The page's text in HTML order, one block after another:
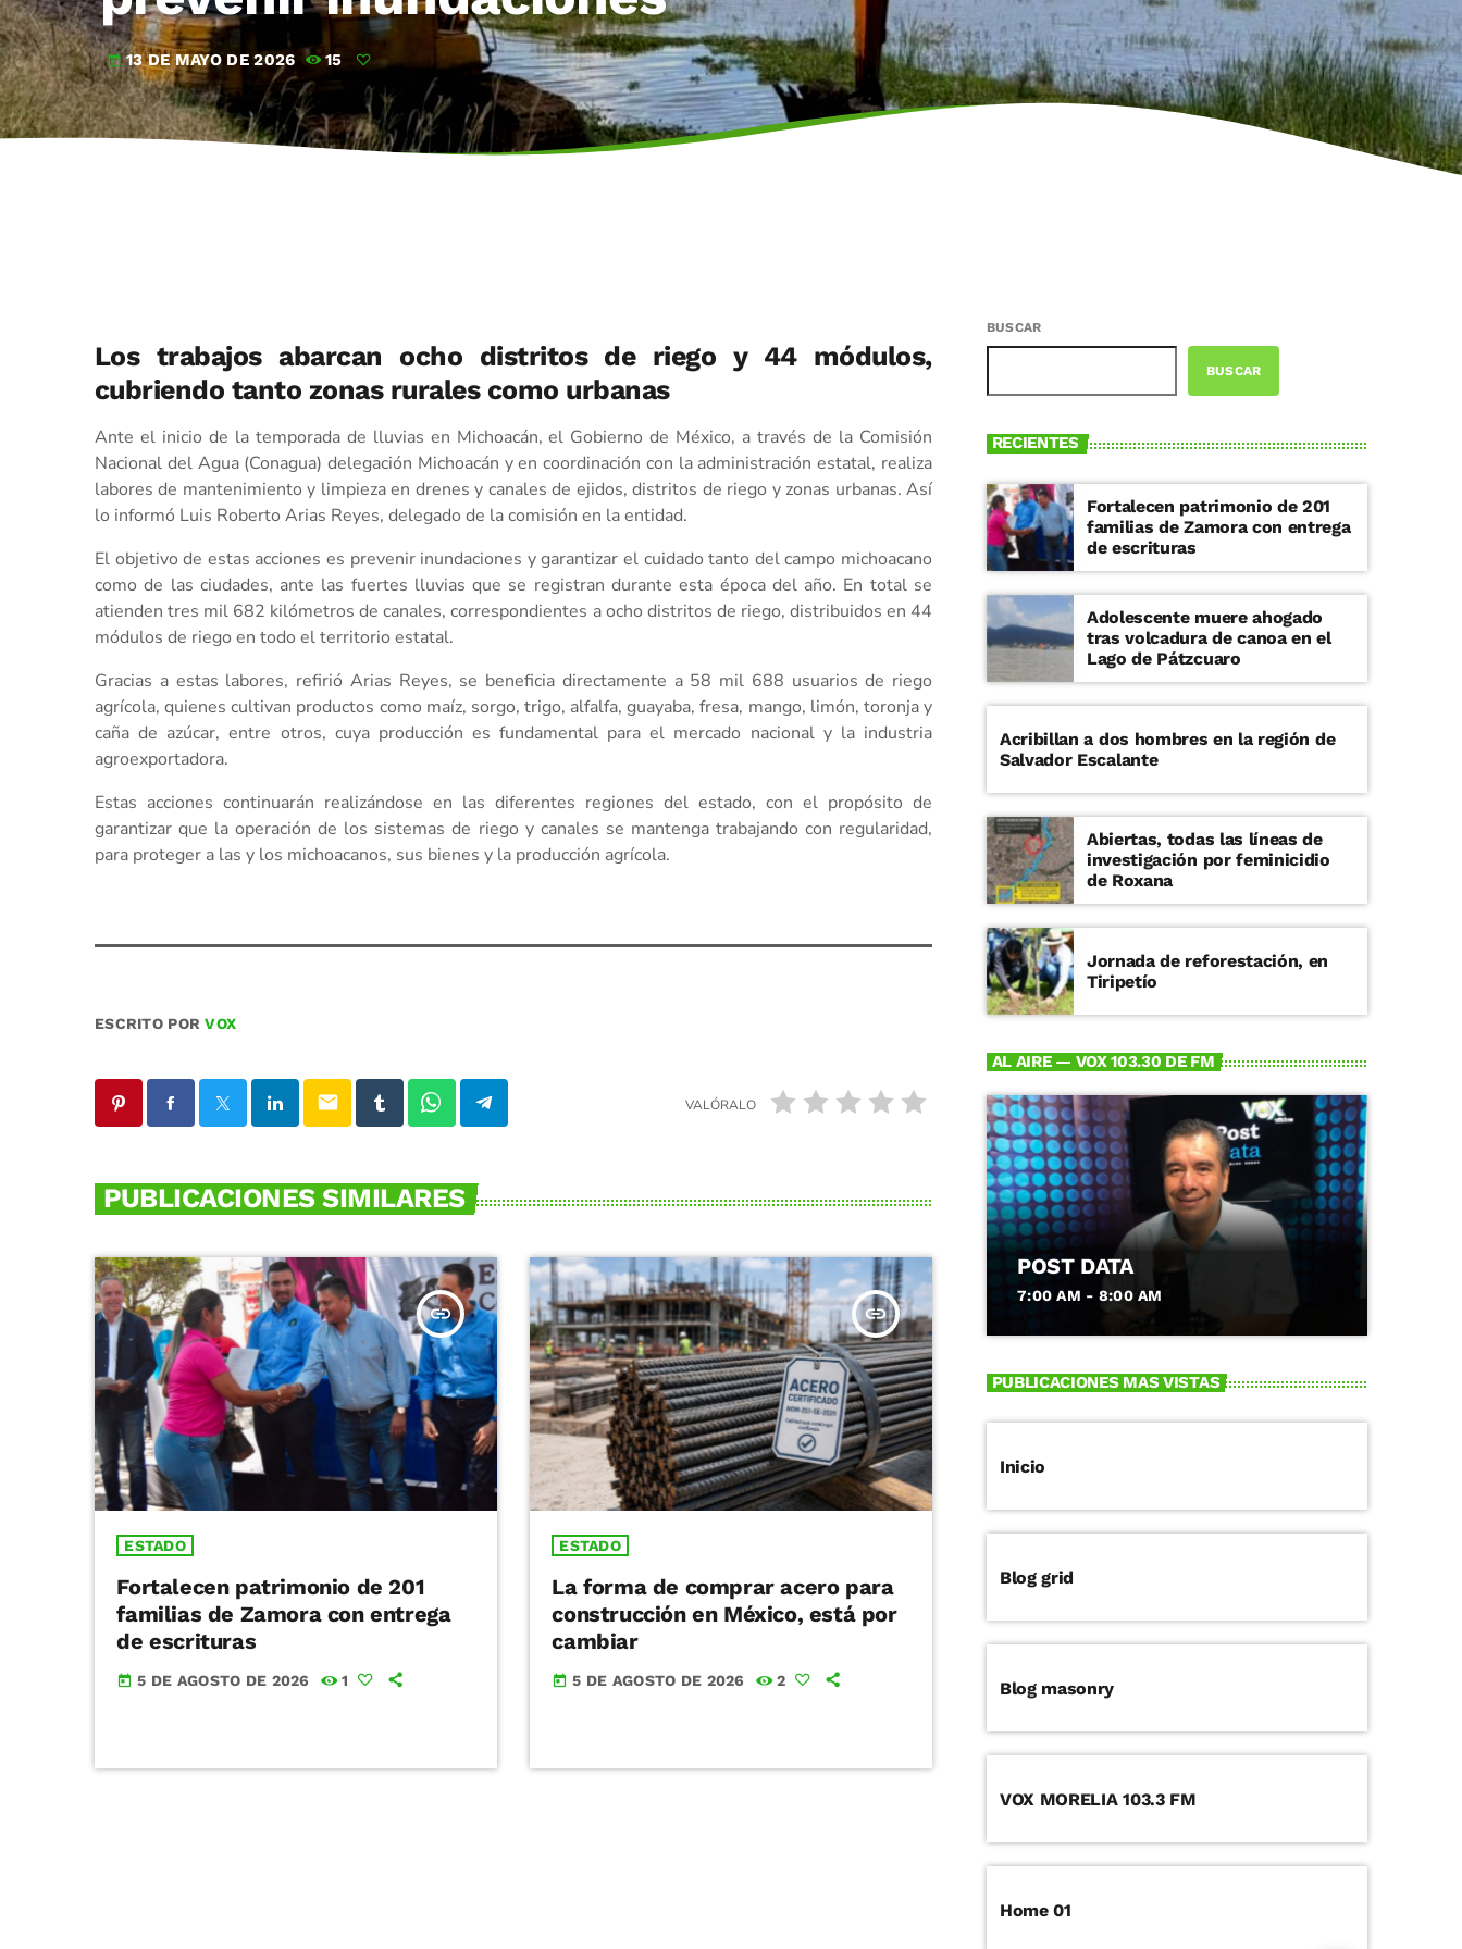
today 13 DE MAYO DE 2026 15
Los trabajos abarcan ocho distritos de riego y 44 módulos,
cubriendo tanto zonas rurales como urbanas
Ante el inicio de la temporada de lluvias en Michoacán, el Gobierno de México, a través de la Comisión
Nacional del Agua (Conagua) delegación Michoacán y en coordinación con la administración estatal, realiza
labores de mantenimiento y limpieza en drenes y canales de ejidos, distritos de riego y zonas urbanas. Así
lo informó Luis Roberto Arias Reyes, delegado de la comisión en la entidad.
El objetivo de estas acciones es prevenir inundaciones y garantizar el cuidado tanto del campo michoacano
como de las ciudades, ante las fuertes lluvias que se registran durante esta época del año. En total se
atienden tres mil 682 kilómetros de canales, correspondientes a ocho distritos de riego, distribuidos en 44
módulos de riego en todo el territorio estatal.
Gracias a estas labores, refirió Arias Reyes, se beneficia directamente a 58 mil 688 usuarios de riego
agrícola, quienes cultivan productos como maíz, sorgo, trigo, alfalfa, guayaba, fresa, mango, limón, toronja y
caña de azúcar, entre otros, cuya producción es fundamental para el mercado nacional y la industria
agroexportadora.
Estas acciones continuarán realizándose en las diferentes regiones del estado, con el propósito de
garantizar que la operación de los sistemas de riego y canales se mantenga trabajando con regularidad,
para proteger a las y los michoacanos, sus bienes y la producción agrícola.
ESCRITO PORVOX
email VALÓRALO
PUBLICACIONES SIMILARES
insert_link
ESTADO
Fortalecen patrimonio de 201
familias de Zamora con entrega
de escrituras
today 5 DE AGOSTO DE 2026 1
insert_link
ESTADO
La forma de comprar acero para
construcción en México, está por
cambiar
today 5 DE AGOSTO DE 2026 2
BUSCAR
BUSCAR
RECIENTES
Fortalecen patrimonio de 201
familias de Zamora con entrega
de escrituras
Adolescente muere ahogado
tras volcadura de canoa en el
Lago de Pátzcuaro
Acribillan a dos hombres en la región de
Salvador Escalante
Abiertas, todas las líneas de
investigación por feminicidio
de Roxana
Jornada de reforestación, en
Tiripetío
AL AIRE — VOX 103.30 DE FM
POST DATA
7:00 AM - 8:00 AM
PUBLICACIONES MAS VISTAS
Inicio
Blog grid
Blog masonry
VOX MORELIA 103.3 FM
Home 01